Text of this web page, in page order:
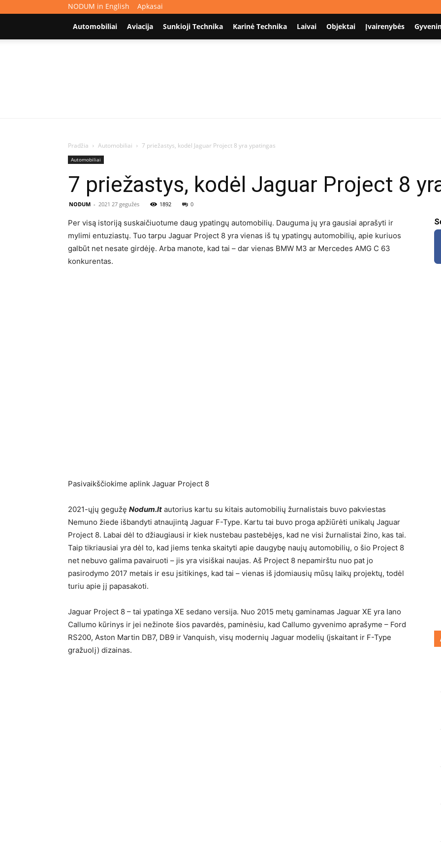
NODUM in English Apkasai
Automobiliai Aviacija Sunkioji Technika Karinė Technika Laivai Objektai Įvairenybės
Pradžia Automobiliai 7 priežastys, kodėl Jaguar Project 8 yra ypatingas
Automobiliai
7 priežastys, kodėl Jaguar Project 8
NODUM - 2021 27 gegužės 1892 0
Per visą istoriją suskaičiuotume daug ypatingų automobilių. Dauguma jų yra gausiai aprašyti ir
mylimi entuziastų. Tuo tarpu Jaguar Project 8 yra vienas iš tų ypatingų automobilių, apie kuriuos
galbūt net nesate girdėję. Arba manote, kad tai – dar vienas BMW M3 ar Mercedes AMG C 63
konkurentas.
Pasivaikščiokime aplink Jaguar Project 8
2021-ųjų gegužę Nodum.lt autorius kartu su kitais automobilių žurnalistais buvo pakviestas
Nemuno žiede išbandyti atnaujintą Jaguar F-Type. Kartu tai buvo proga apžiūrėti unikalų Jaguar
Project 8. Labai dėl to džiaugiausi ir kiek nustebau pastebėjęs, kad ne visi žurnalistai žino, kas tai.
Taip tikriausiai yra dėl to, kad jiems tenka skaityti apie daugybę naujų automobilių, o šio Project 8
net nebuvo galima pavairuoti – jis yra visiškai naujas. Aš Project 8 nepamirštu nuo pat jo
pasirodymo 2017 metais ir esu įsitikinęs, kad tai – vienas iš įdomiausių mūsų laikų projektų, todėl
turiu apie jį papasakoti.
Jaguar Project 8 – tai ypatinga XE sedano versija. Nuo 2015 metų gaminamas Jaguar XE yra Iano
Callumo kūrinys ir jei nežinote šios pavardės, paminėsiu, kad Callumo gyvenimo aprašyme – Ford
RS200, Aston Martin DB7, DB9 ir Vanquish, visų modernių Jaguar modelių (įskaitant ir F-Type
gražuolį) dizainas.